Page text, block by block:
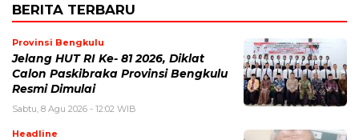
BERITA TERBARU
Provinsi Bengkulu
Jelang HUT RI Ke- 81 2026, Diklat
Calon Paskibraka Provinsi Bengkulu
Resmi Dimulai
Sabtu, 8 Agu 2026 - 12:02 WIB
Headline